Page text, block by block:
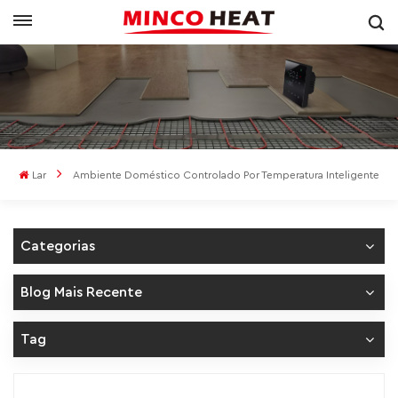
Lar Ambiente Doméstico Controlado Por Temperatura Inteligente
Categorias
Blog Mais Recente
Tag